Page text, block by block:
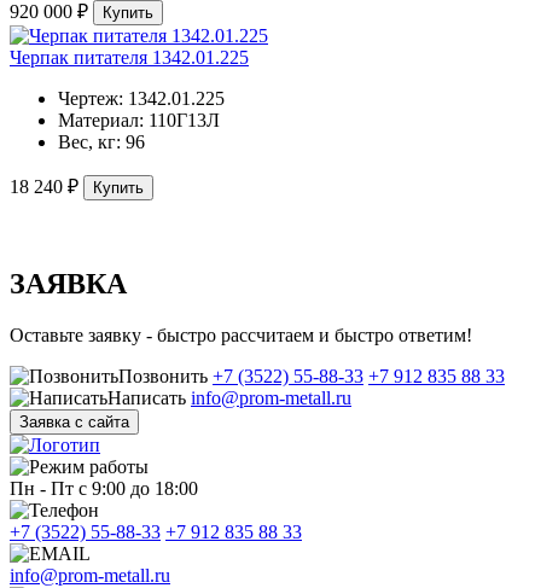
920 000 ₽ Купить
Черпак питателя 1342.01.225
Чертеж: 1342.01.225
Материал: 110Г13Л
Вес, кг: 96
18 240 ₽ Купить
ЗАЯВКА
Оставьте заявку - быстро рассчитаем и быстро ответим!
Позвонить +7 (3522) 55-88-33 +7 912 835 88 33
Написать info@prom-metall.ru
Заявка с сайта
Пн - Пт с 9:00 до 18:00
+7 (3522) 55-88-33 +7 912 835 88 33
info@prom-metall.ru